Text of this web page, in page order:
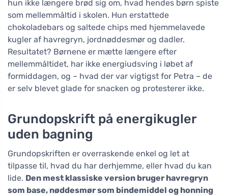
hun ikke længere brød sig om, hvad hendes børn spiste
som mellemmåltid i skolen. Hun erstattede
chokoladebars og saltede chips med hjemmelavede
kugler af havregryn, jordnøddesmør og dadler.
Resultatet? Børnene er mætte længere efter
mellemmåltidet, har ikke energiudsving i løbet af
formiddagen, og – hvad der var vigtigst for Petra – de
er selv blevet glade for snacken og protesterer ikke.
Grundopskrift på energikugler
uden bagning
Grundopskriften er overraskende enkel og let at
tilpasse til, hvad du har derhjemme, eller hvad du kan
lide. Den mest klassiske version bruger havregryn
som base, nøddesmør som bindemiddel og honning